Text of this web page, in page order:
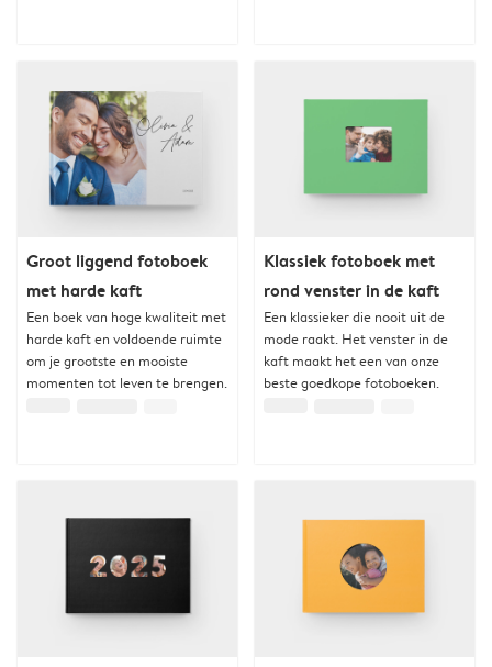
Groot liggend fotoboek
met harde kaft
Een boek van hoge kwaliteit met
harde kaft en voldoende ruimte
om je grootste en mooiste
momenten tot leven te brengen.
Klassiek fotoboek met
rond venster in de kaft
Een klassieker die nooit uit de
mode raakt. Het venster in de
kaft maakt het een van onze
beste goedkope fotoboeken.